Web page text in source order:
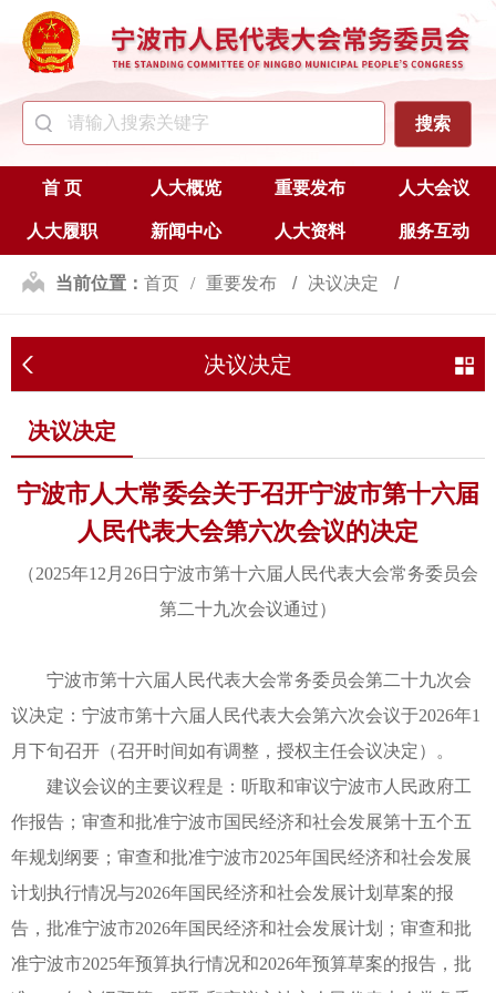
首 页 人大概览 重要发布 人大会议
人大履职 新闻中心 人大资料 服务互动
当前位置： 首页 重要发布 决议决定
决议决定
决议决定
宁波市人大常委会关于召开宁波市第十六届
人民代表大会第六次会议的决定
（2025年12月26日宁波市第十六届人民代表大会常务委员会
第二十九次会议通过）
宁波市第十六届人民代表大会常务委员会第二十九次会
议决定：宁波市第十六届人民代表大会第六次会议于2026年1
月下旬召开（召开时间如有调整，授权主任会议决定）。
建议会议的主要议程是：听取和审议宁波市人民政府工
作报告；审查和批准宁波市国民经济和社会发展第十五个五
年规划纲要；审查和批准宁波市2025年国民经济和社会发展
计划执行情况与2026年国民经济和社会发展计划草案的报
告，批准宁波市2026年国民经济和社会发展计划；审查和批
准宁波市2025年预算执行情况和2026年预算草案的报告，批